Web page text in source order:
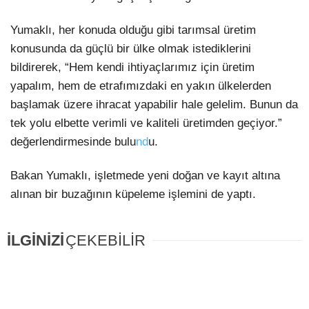
Yumaklı, her konuda olduğu gibi tarımsal üretim
konusunda da güçlü bir ülke olmak istediklerini
bildirerek, “Hem kendi ihtiyaçlarımız için üretim
yapalım, hem de etrafımızdaki en yakın ülkelerden
başlamak üzere ihracat yapabilir hale gelelim. Bunun da
tek yolu elbette verimli ve kaliteli üretimden geçiyor.”
değerlendirmesinde bulundu.
Bakan Yumaklı, işletmede yeni doğan ve kayıt altına
alınan bir buzağının küpeleme işlemini de yaptı.
İLGİNİZİÇEKEBİLİR